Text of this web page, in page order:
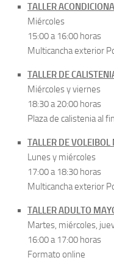
TALLER
Miércoles
15:00 a 16:00 horas
Multicancha exterior
TALLER DE
Miércoles y viernes
18:30 a 20:00 horas
Plaza de calistenia al
TALLER DE VOLEIBOL
Lunes y miércoles
17:00 a 18:30 horas
Multicancha exterior
TALLER ADULTO
Martes, miércoles,
16:00 a 17:00 horas
Formato online